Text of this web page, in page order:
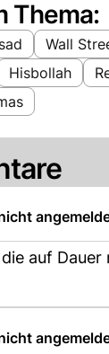
Thema:
Wall
Hisbollah
auf